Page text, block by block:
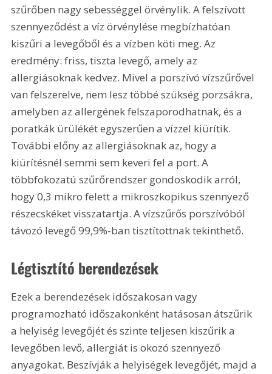
szűrőben nagy sebességgel örvénylik. A felszívott
szennyeződést a víz örvénylése megbízhatóan
kiszűri a levegőből és a vízben köti meg. Az
eredmény: friss, tiszta levegő, amely az
allergiásoknak kedvez. Mivel a porszívó vízszűrővel
van felszerelve, nem lesz többé szükség porzsákra,
amelyben az allergének felszaporodhatnak, és a
poratkák ürülékét egyszerűen a vízzel kiürítik.
További előny az allergiásoknak az, hogy a
kiürítésnél semmi sem keveri fel a port. A
többfokozatú szűrőrendszer gondoskodik arról,
hogy 0,3 mikro felett a mikroszkopikus szennyező
részecskéket visszatartja. A vízszűrős porszívóból
távozó levegő 99,9%-ban tisztítottnak tekinthető.
Légtisztító berendezések
Ezek a berendezések időszakosan vagy
programozható időszakonként hatásosan átszűrik
a helyiség levegőjét és szinte teljesen kiszűrik a
levegőben levő, allergiát is okozó szennyező
anyagokat. Beszívják a helyiségek levegőjét, majd a